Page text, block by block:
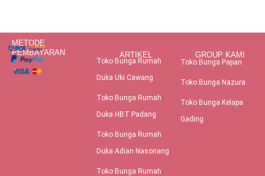
METODE
PEMBAYARAN
ARTIKEL
Toko Bunga Rumah
Duka Uki Cawang
Toko Bunga Rumah
Duka HBT Padang
Toko Bunga Rumah
Duka Adian Nasonang
Toko Bunga Rumah
GROUP KAMI
Toko Bunga Papan
Toko Bunga Nazura
Toko Bunga Kelapa
Gading